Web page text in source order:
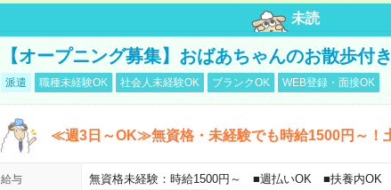
未読
【オープニング募集】おばあちゃんのお散歩付
派遣 職種未経験OK 社会人未経験OK ブランクOK WEB登録・面接OK
≪週3日～OK≫無資格・未経験でも時給1500円～！
給与 無資格未経験：時給1500円～ ■週払いOK ■扶養内OK